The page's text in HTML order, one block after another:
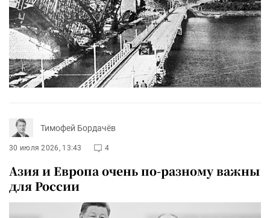
Тимофей Бордачёв
30 июля 2026, 13:43 4
Азия и Европа очень по-разному важны
для России